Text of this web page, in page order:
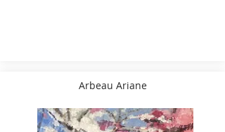
Arbeau Ariane